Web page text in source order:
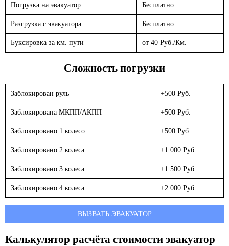
Погрузка на эвакуатор Бесплатно
Разгрузка с эвакуатора Бесплатно
Буксировка за км. пути от 40 Руб./Км.
Сложность погрузки
Заблокирован руль +500 Руб.
Заблокирована МКПП/АКПП +500 Руб.
Заблокировано 1 колесо +500 Руб.
Заблокировано 2 колеса +1 000 Руб.
Заблокировано 3 колеса +1 500 Руб.
Заблокировано 4 колеса +2 000 Руб.
ВЫЗВАТЬ ЭВАКУАТОР
Калькулятор расчёта стоимости эвакуатор